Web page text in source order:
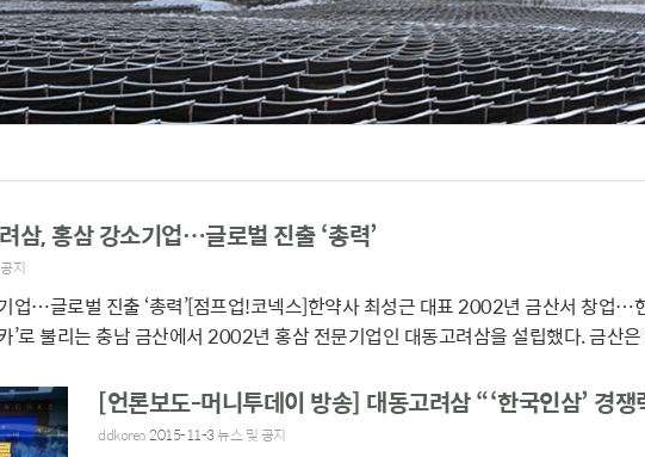
삼, 홍삼 강소기업…글로벌 진출 ‘총력’
지
업…글로벌 진출 ‘총력’[점프업!코넥스]한약사 최성근 대표 2002년 금산서 창업…
’로 불리는 충남 금산에서 2002년 홍삼 전문기업인 대동고려삼을 설립했다. 금산
[언론보도-머니투데이 방송] 대동고려삼 “‘한국인삼’ 경
ddkorea2015-11-3뉴스 및 공지